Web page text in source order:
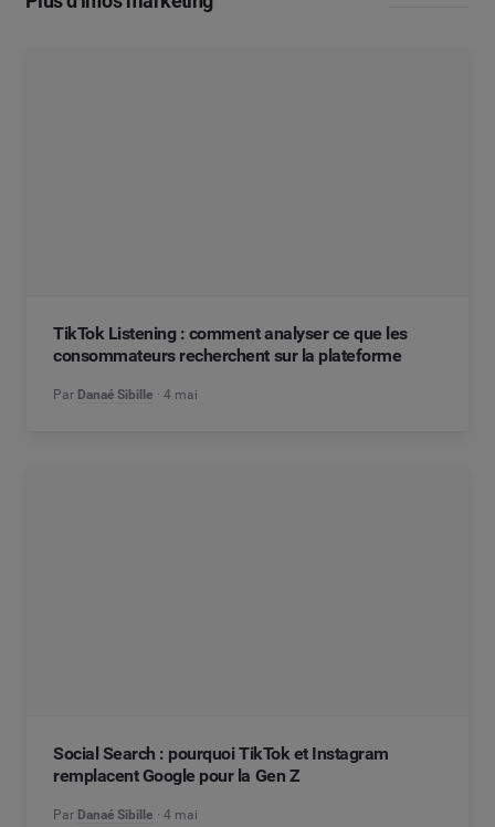
TikTok Listening : comment analyser ce que les
consommateurs recherchent sur la plateforme
Par Danaé Sibille 4 mai
Social Search : pourquoi TikTok et Instagram
remplacent Google pour la Gen Z
Par Danaé Sibille 4 mai